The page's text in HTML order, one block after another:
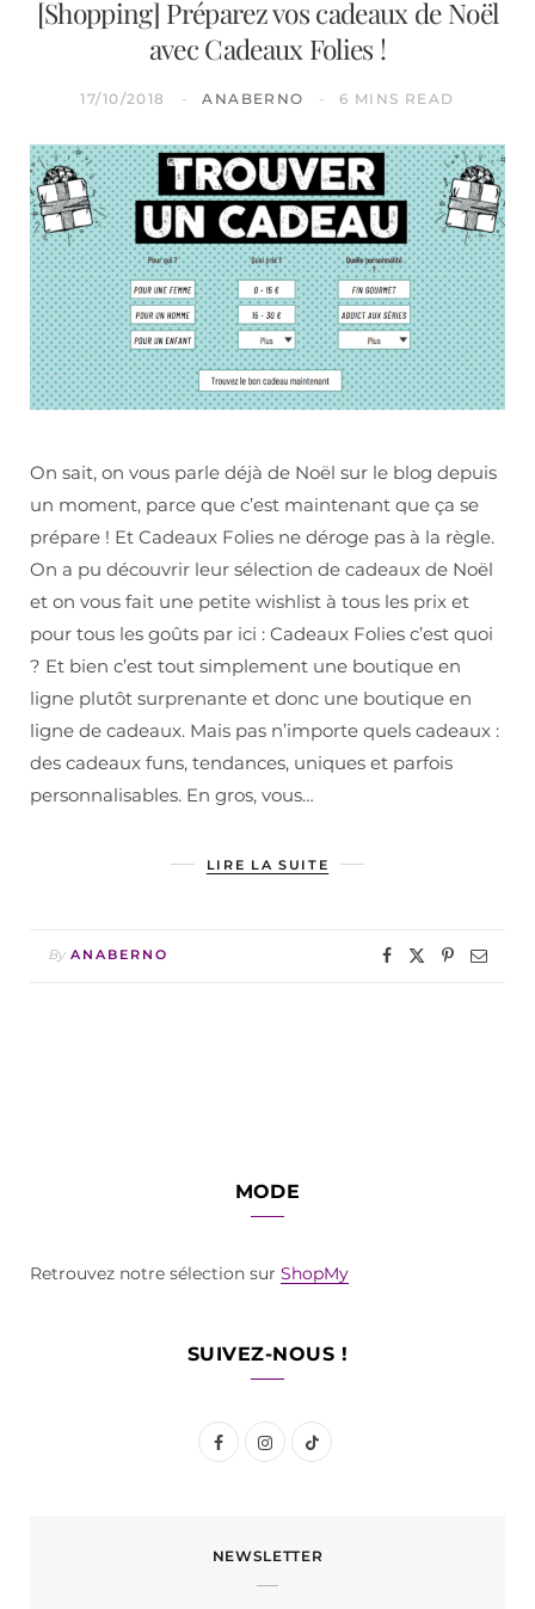
[Shopping] Préparez vos cadeaux de Noël
avec Cadeaux Folies !
17/10/2018 ANABERNO 6 MINS READ
On sait, on vous parle déjà de Noël sur le blog depuis
un moment, parce que c’est maintenant que ça se
prépare ! Et Cadeaux Folies ne déroge pas à la règle.
On a pu découvrir leur sélection de cadeaux de Noël
et on vous fait une petite wishlist à tous les prix et
pour tous les goûts par ici : Cadeaux Folies c’est quoi
? Et bien c’est tout simplement une boutique en
ligne plutôt surprenante et donc une boutique en
ligne de cadeaux. Mais pas n’importe quels cadeaux :
des cadeaux funs, tendances, uniques et parfois
personnalisables. En gros, vous…
LIRE LA SUITE
By ANABERNO
MODE
Retrouvez notre sélection sur ShopMy
SUIVEZ-NOUS !
F
e
I
t
T
T
NEWSLETTER